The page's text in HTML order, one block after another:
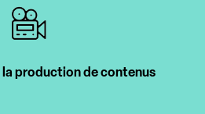
professionnels